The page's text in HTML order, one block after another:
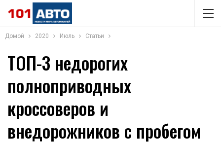
Домой 2020 Июль Статьи
ТОП-3 недорогих
полноприводных
кроссоверов и
внедорожников с пробегом